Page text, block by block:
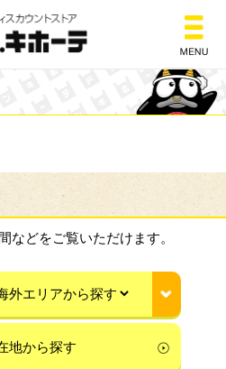
総合ディスカウント
などをご覧いただけます。
地から探す